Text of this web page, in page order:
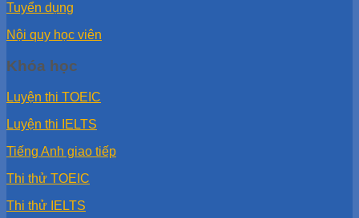
Tuyển dụng
Nội quy học viên
Khóa học
Luyện thi TOEIC
Luyện thi IELTS
Tiếng Anh giao tiếp
Thi thử TOEIC
Thi thử IELTS